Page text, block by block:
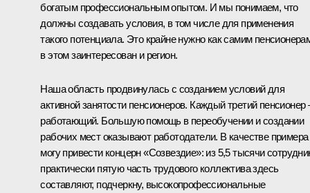
богатым профессиональным опытом. И мы понимаем, что
должны создавать условия, в том числе для применения
такого потенциала. Это крайне нужно как самим
в этом заинтересован и регион.
Наша область продвинулась с созданием условий для
активной занятости пенсионеров. Каждый третий пенсионер
работающий. Большую помощь в переобучении и создании
рабочих мест оказывают работодатели. В качестве примера
могу привести концерн «Созвездие»: из 5,5 тысячи
практически пятую часть трудового коллектива здесь
составляют, подчеркну, высокопрофессиональные